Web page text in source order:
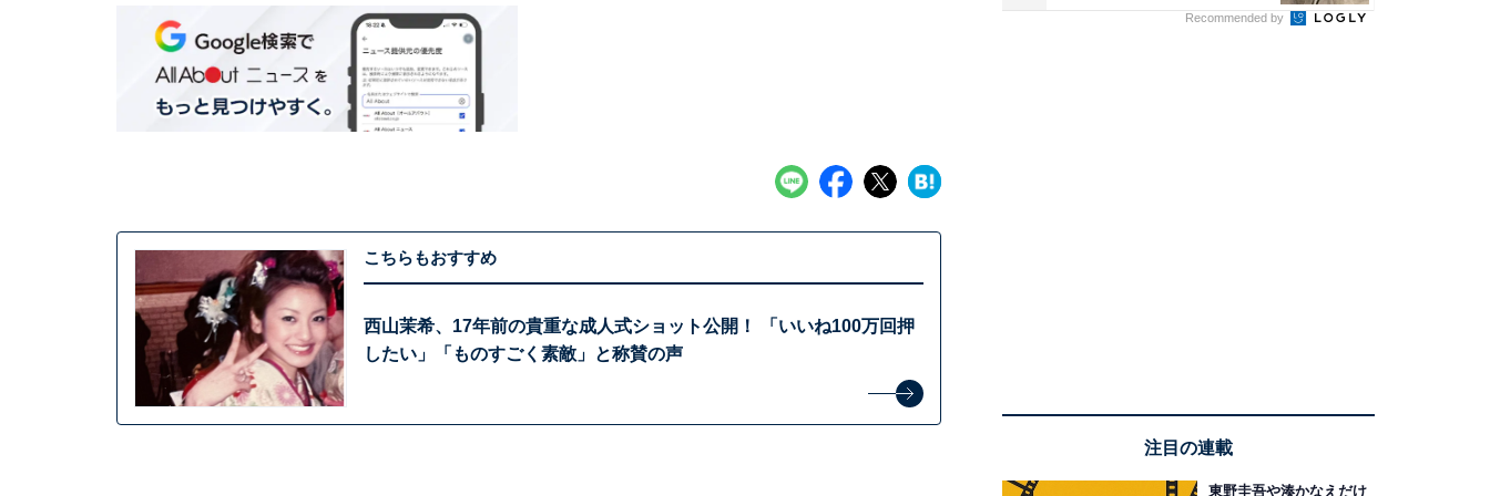
こちらもおすすめ
西山茉希、17年前の貴重な成人式ショット公開！ 「いいね100万回押
したい」「ものすごく素敵」と称賛の声
Recommended by
注目の連載
東野圭吾や湊かなえだけ